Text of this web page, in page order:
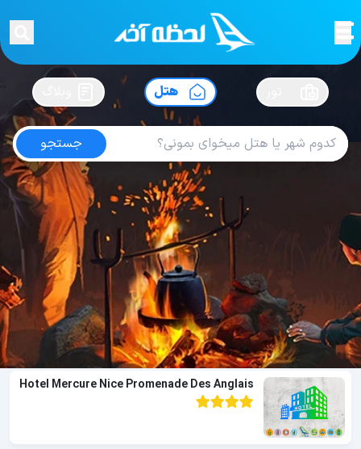
لحظه آخرسفرت رو بساز !
هتل
جستجو
هتل های نیس
4.9 از5| از100 کاربر
لحظه آخر هتل های فرانسه هتل های نیس
Hotel Nice Riviera
Hotel Mercure Nice Promenade Des Anglais